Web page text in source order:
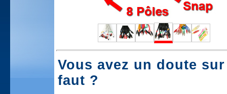
Vous avez un doute
faut ?